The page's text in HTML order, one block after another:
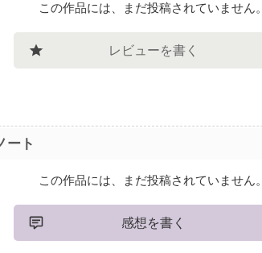
この作品には、まだ投稿されていません。
レビューを書く
ート
この作品には、まだ投稿されていません。
感想を書く